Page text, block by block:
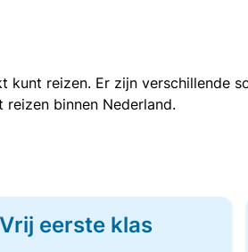
reizen. Er zijn verschillende
binnen Nederland.
eerste klas